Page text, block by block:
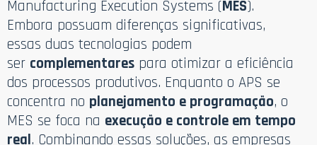
Manufacturing Execution Systems (MES).
Embora possuam diferenças significativas,
essas duas tecnologias podem
ser complementares para otimizar a eficiência
dos processos produtivos. Enquanto o APS se
concentra no planejamento e programação, o
MES se foca na execução e controle em tempo
real. Combinando essas soluções, as empresas